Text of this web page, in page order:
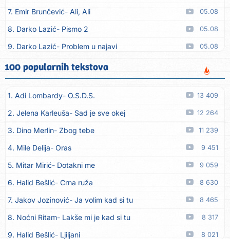
7. Emir Brunčević Ali, Ali 05.08
8. Darko Lazić Pismo 2 05.08
9. Darko Lazić Problem u najavi 05.08
10. Aleksandra Đuranović Kao zver
11. Meliha Imširović Čujem mili 05.08
12. Tereza Kesovija Prvi cvijet 05.08
13. Kopito Ka´ list ol kaduje (Poput lista od kadulje) 05.08
14. Alen Polić Rožica črljena 05.08
15. Oliver Dragojević 05.08
16. Klapa Kaše Dubrovnik 05.08
17. Grupa Makedonija Ima edna moma 05.08
18. Ljupka Dimitrovska Javi se telefonom 05.08
19. Grupa 777 Kada zazvoni moj telefon 05.08
100 popularnih tekstova
1. Adi Lombardy O.S.D.S. 13 409
2. Jelena Karleuša Sad je sve okej 12 264
3. Dino Merlin Zbog tebe 11 239
4. Mile Delija Oras 9 451
5. Mitar Mirić Dotakni me 9 059
6. Halid Bešlić Crna ruža 8 630
7. Jakov Jozinović Ja volim kad si tu 8 465
8. Noćni Ritam Lakše mi je kad si tu 8 317
9. Halid Bešlić Ljiljani 8 021